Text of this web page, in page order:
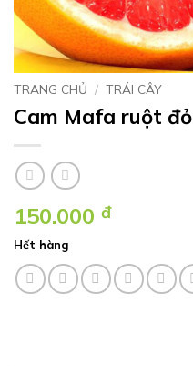
TRANG CHỦ / TRÁI CÂY
Cam Mafa ruột đỏ
150.000 đ
Hết hàng